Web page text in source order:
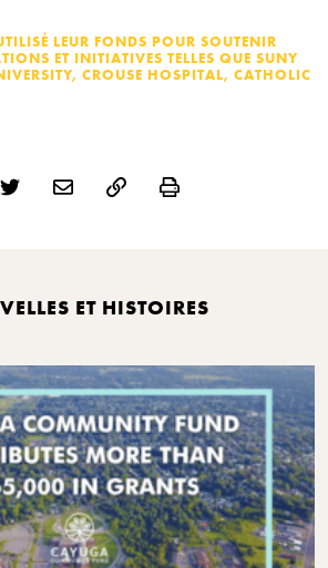
LEUR FONDS POUR SOUTENIR
ET INITIATIVES TELLES QUE SUNY
CROUSE HOSPITAL, CATHOLIC
Print
ET HISTOIRES